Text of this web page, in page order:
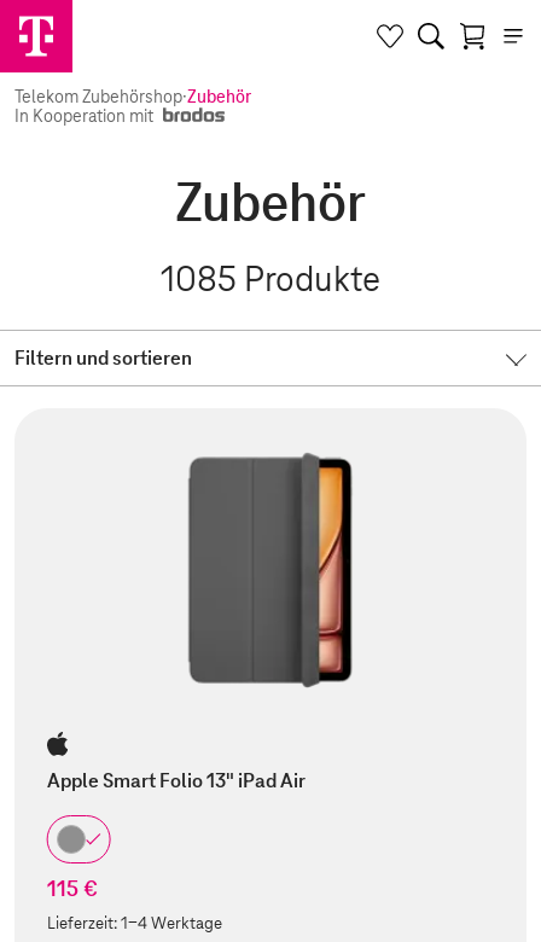
Telekom Zubehörshop·Zubehör
In Kooperation mit
Zubehör
1085 Produkte
Filtern und sortieren
Apple Smart Folio 13" iPad Air
115 €
Lieferzeit:1-4 Werktage